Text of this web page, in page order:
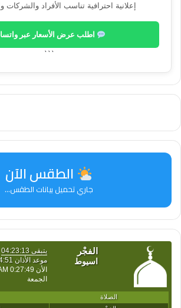
إعلانية احترافية تناسب الأفراد
اطلب عرض الأسعار عبر
```
الطقس الآن
جاري تحميل بيانات الطقس...